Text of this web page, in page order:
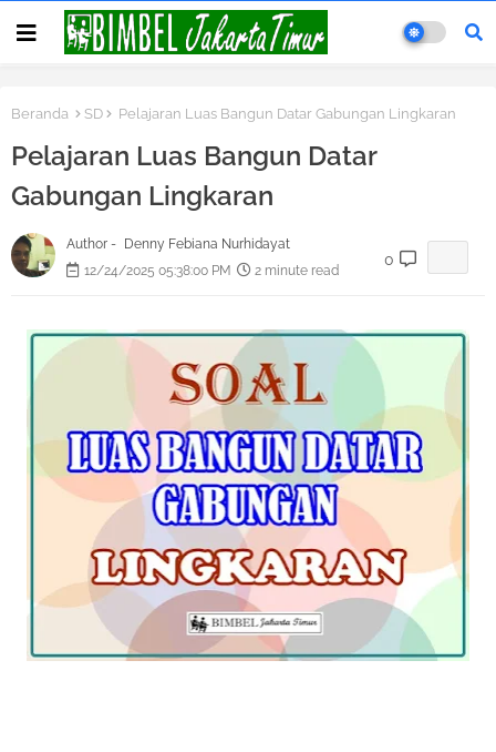
Beranda SD Pelajaran Luas Bangun Datar Gabungan Lingkaran
Pelajaran Luas Bangun Datar
Gabungan Lingkaran
Author -
Denny Febiana Nurhidayat
12/24/2025 05:38:00 PM
2 minute read
0